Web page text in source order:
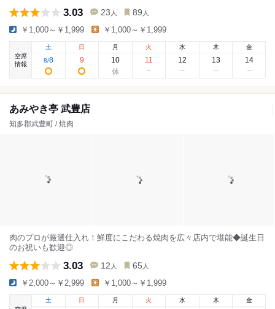
3.03 23 人 89 人
￥1,000～￥1,999 ￥1,000～￥1,999
空席
情報
土
8/8
日
9
月
10
火
11
水
12
木
13
金
14
あみやき亭 武豊店
知多郡武豊町 / 焼肉
肉のプロが厳選仕入れ！鮮度にこだわる焼肉を広々店内で堪能◆誕生日
のお祝いも歓迎◎
3.03 12 人 65 人
￥2,000～￥2,999 ￥1,000～￥1,999
土
日 月 火 水 木 金